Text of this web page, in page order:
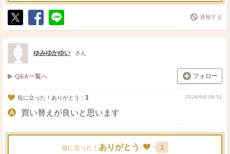
ポ
ス
ト
シ
ェ
送
る
通報する
ゆみゆかゆい さん
Q&A一覧へ フォロー
役に立った！ありがとう： 1 2026/6/6 08:51
買い替えが良いと思います
役に立った！ ありがとう 1